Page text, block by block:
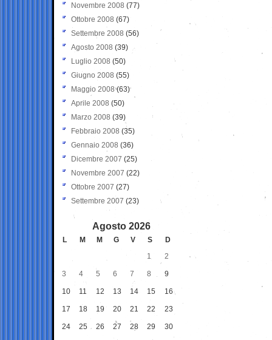
Novembre 2008 (77)
Ottobre 2008 (67)
Settembre 2008 (56)
Agosto 2008 (39)
Luglio 2008 (50)
Giugno 2008 (55)
Maggio 2008(63)
Aprile 2008 (50)
Marzo 2008 (39)
Febbraio 2008 (35)
Gennaio 2008 (36)
Dicembre 2007 (25)
Novembre 2007 (22)
Ottobre 2007 (27)
Settembre 2007 (23)
Agosto 2026
L M M G V S
D
1
2
3 4 5 6 7 8 9
10 11 12 13 14 15 16
17 18 19 20 21 22 23
24 25 26 27 28 29 30